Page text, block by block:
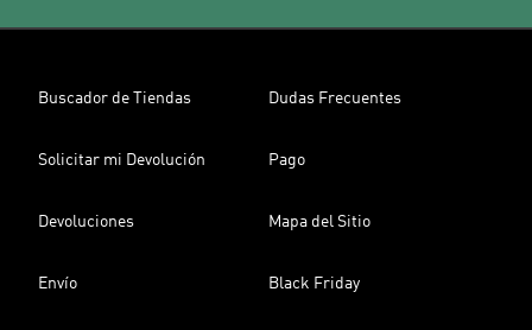
Buscador de Tiendas Dudas Frecuentes
Solicitar mi Devolución Pago
Devoluciones Mapa del Sitio
Envío Black Friday